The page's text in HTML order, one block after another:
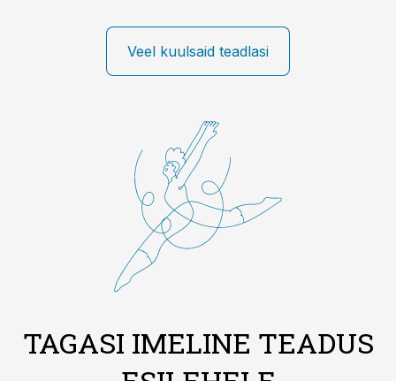
Veel kuulsaid teadlasi
TAGASI IMELINE TEADUS